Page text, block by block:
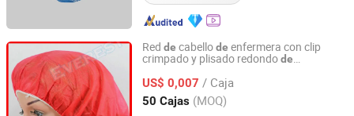
Red de cabellode enfermera con clip
crimpado y plisado redondode
tejido/redondo para
chef/médico/cirujano
US$ 0,007 / Caja
50 Cajas (MOQ)
Hubei Everest Company Limited
Hubei, China Desde 2018